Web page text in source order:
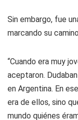
Sin embargo, fue
marcando su
“Cuando era muy
aceptaron.
en Argentina. En
era de ellos, sino
mundo quiénes